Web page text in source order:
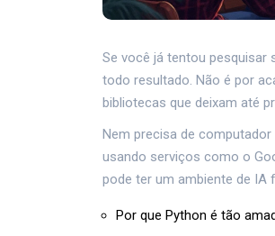
Se você já tentou pesquisar
todo resultado. Não é por
bibliotecas que deixam até
Nem precisa de
usando serviços como o
pode ter um ambiente de IA
Por que Python é tão